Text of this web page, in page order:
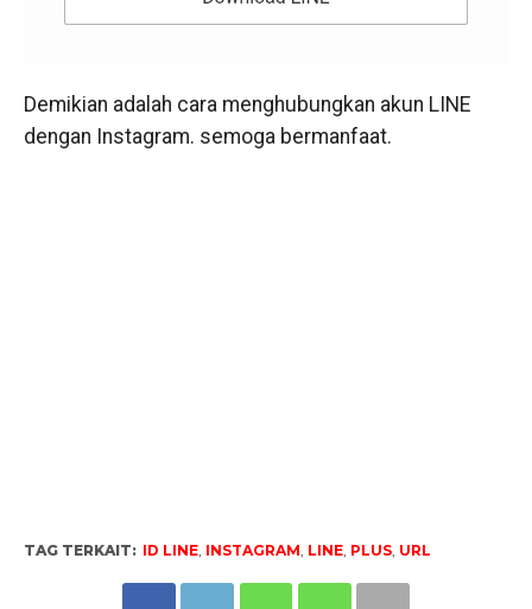
Demikian adalah cara menghubungkan akun LINE
dengan Instagram. semoga bermanfaat.
TAG TERKAIT: ID LINE, INSTAGRAM, LINE, PLUS, URL